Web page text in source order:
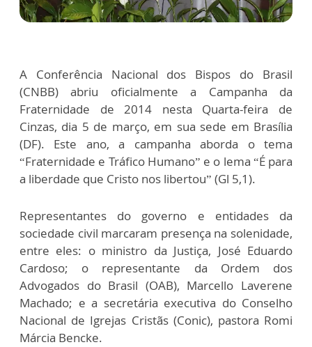
A Conferência Nacional dos Bispos do Brasil
(CNBB) abriu oficialmente a Campanha da
Fraternidade de 2014 nesta Quarta-feira de
Cinzas, dia 5 de março, em sua sede em Brasília
(DF). Este ano, a campanha aborda o tema
“Fraternidade e Tráfico Humano” e o lema “É para
a liberdade que Cristo nos libertou” (Gl 5,1).
Representantes do governo e entidades da
sociedade civil marcaram presença na solenidade,
entre eles: o ministro da Justiça, José Eduardo
Cardoso; o representante da Ordem dos
Advogados do Brasil (OAB), Marcello Laverene
Machado; e a secretária executiva do Conselho
Nacional de Igrejas Cristãs (Conic), pastora Romi
Márcia Bencke.